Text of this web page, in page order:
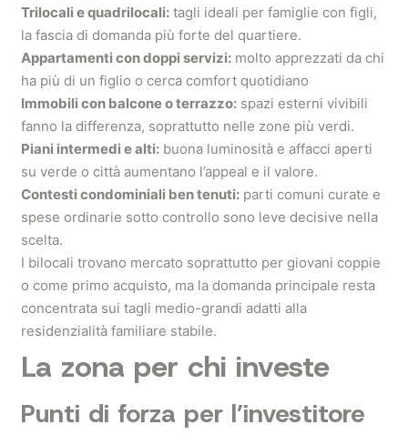
Trilocali e quadrilocali: tagli ideali per famiglie con figli,
la fascia di domanda più forte del quartiere.
Appartamenti con doppi servizi: molto apprezzati da chi
ha più di un figlio o cerca comfort quotidiano
Immobili con balcone o terrazzo: spazi esterni vivibili
fanno la differenza, soprattutto nelle zone più verdi.
Piani intermedi e alti: buona luminosità e affacci aperti
su verde o città aumentano l’appeal e il valore.
Contesti condominiali ben tenuti: parti comuni curate e
spese ordinarie sotto controllo sono leve decisive nella
scelta.
I bilocali trovano mercato soprattutto per giovani coppie
o come primo acquisto, ma la domanda principale resta
concentrata sui tagli medio-grandi adatti alla
residenzialità familiare stabile.
La zona per chi investe
Punti di forza per l’investitore